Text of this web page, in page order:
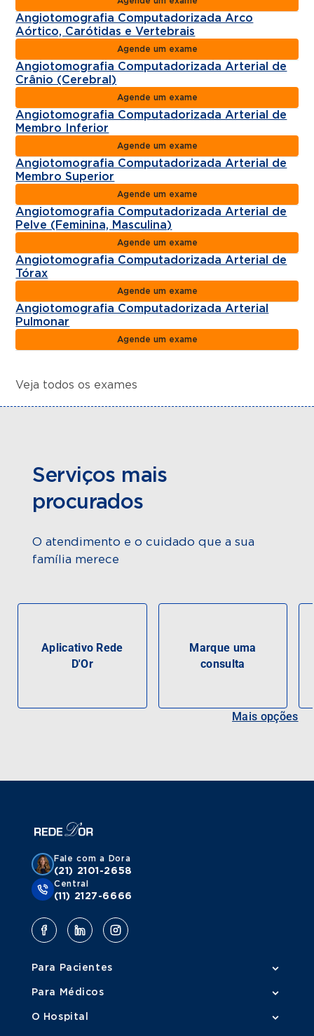
Angiotomografia Computadorizada Arco
Aórtico, Carótidas e Vertebrais
Agende um exame
Angiotomografia Computadorizada Arterial de
Crânio (Cerebral)
Agende um exame
Angiotomografia Computadorizada Arterial de
Membro Inferior
Agende um exame
Angiotomografia Computadorizada Arterial de
Membro Superior
Agende um exame
Angiotomografia Computadorizada Arterial de
Pelve (Feminina, Masculina)
Agende um exame
Angiotomografia Computadorizada Arterial de
Tórax
Agende um exame
Angiotomografia Computadorizada Arterial
Pulmonar
Agende um exame
Veja todos os exames
Serviços mais
procurados
O atendimento e o cuidado que a sua
família merece
Aplicativo Rede
D'Or
Marque uma
consulta
Mais opções
Fale com a Dora
(21) 2101-2658
Central
(11) 2127-6666
Para Pacientes
Para Médicos
O Hospital